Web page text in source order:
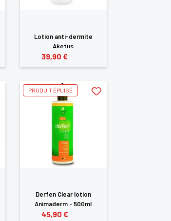
Lotion anti-dermite
Aketus
39,90 €
Derfen Clear lotion
Animaderm - 500ml
45,90 €
PRODUIT ÉPUISÉ